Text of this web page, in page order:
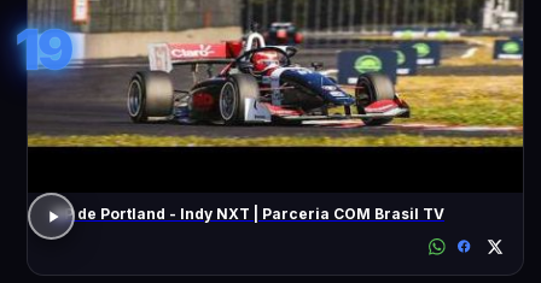
19
GP de Portland - Indy NXT | Parceria COM Brasil TV